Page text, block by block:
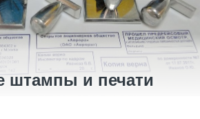
и печати